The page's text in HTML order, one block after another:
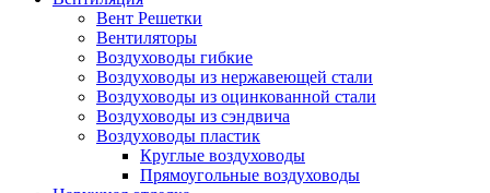
Вент Решетки
Вентиляторы
Воздуховоды гибкие
Воздуховоды из нержавеющей стали
Воздуховоды из оцинкованной стали
Воздуховоды из сэндвича
Воздуховоды пластик
Круглые воздуховоды
Прямоугольные воздуховоды